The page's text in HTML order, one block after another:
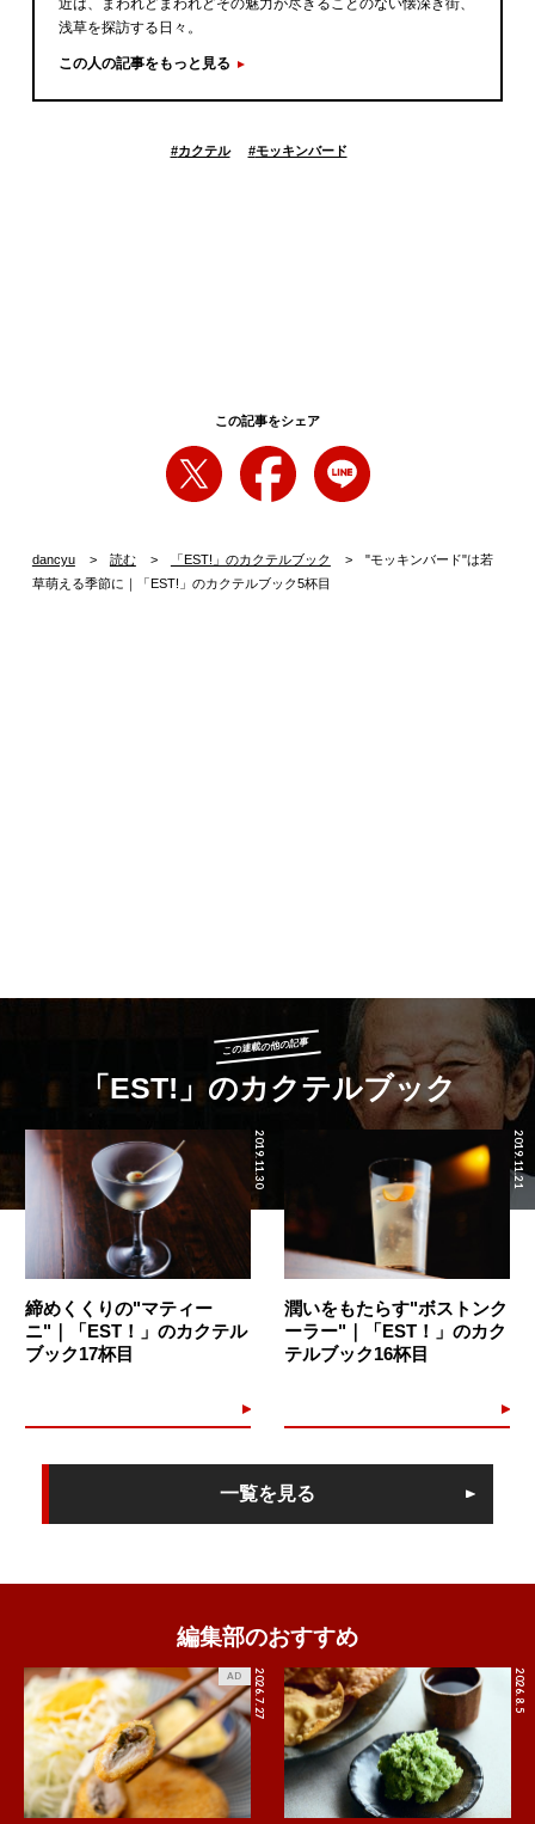
浅草を探訪する日々。
この人の記事をもっと見る
#カクテル #モッキンバード
この記事をシェア
dancyu 読む 「EST!」のカクテルブック
"モッキンバード"は若
草萌える季節に｜「EST!」のカクテルブック5杯目
この連載の他の記事
「EST!」のカクテルブック
2019.11.30
締めくくりの"マティー
ニ"｜「EST！」のカクテル
ブック17杯目
2019.11.21
潤いをもたらす"ボストンク
ーラー"｜「EST！」のカク
テルブック16杯目
一覧を見る
編集部のおすすめ
2026.7.27
AD 2026.8.5